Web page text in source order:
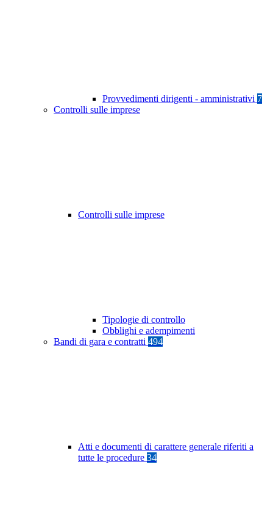
Provvedimenti dirigenti - amministrativi 7
Controlli sulle imprese
Controlli sulle imprese
Tipologie di controllo
Obblighi e adempimenti
Bandi di gara e contratti 494
Atti e documenti di carattere generale riferiti a
tutte le procedure 34